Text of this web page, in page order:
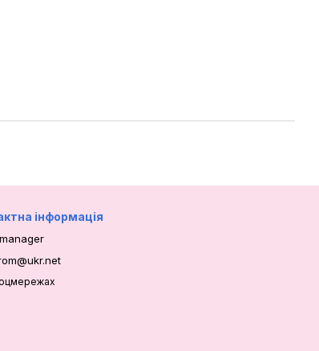
інформація